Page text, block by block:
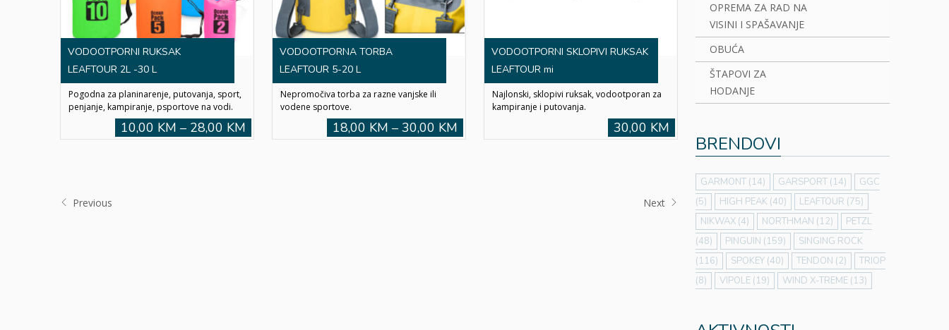
VODOOTPORNI RUKSAK
LEAFTOUR 2L -30 L
Pogodna za planinarenje, putovanja, sport,
penjanje, kampiranje, psportove na vodi.
10,00 KM – 28,00 KM
VODOOTPORNA TORBA
LEAFTOUR 5-20 L
Nepromočiva torba za razne vanjske ili
vodene sportove.
18,00 KM – 30,00 KM
VODOOTPORNI SKLOPIVI RUKSAK
LEAFTOUR mi
Najlonski, sklopivi ruksak, vodootporan za
kampiranje i putovanja.
30,00 KM
Previous Next
OPREMA ZA RAD NA
VISINI I SPAŠAVANJE
OBUĆA
ŠTAPOVI ZA
HODANJE
BRENDOVI
GARMONT(14) GARSPORT(14)
GGC
(5)
HIGH PEAK (40) LEAFTOUR (75)
NIKWAX(4) NORTHMAN (12)
PETZL
(48)
PINGUIN (159)
SINGING ROCK
(116)
SPOKEY(40) TENDON (2)
TRIOP
(8)
VIPOLE(19) WIND X-TREME(13)